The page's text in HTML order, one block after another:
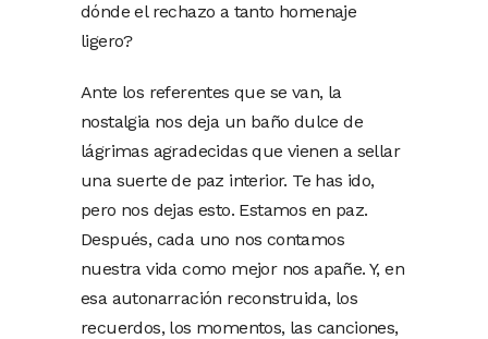
dónde el rechazo a tanto homenaje
ligero?
Ante los referentes que se van, la
nostalgia nos deja un baño dulce de
lágrimas agradecidas que vienen a sellar
una suerte de paz interior. Te has ido,
pero nos dejas esto. Estamos en paz.
Después, cada uno nos contamos
nuestra vida como mejor nos apañe. Y, en
esa autonarración reconstruida, los
recuerdos, los momentos, las canciones,